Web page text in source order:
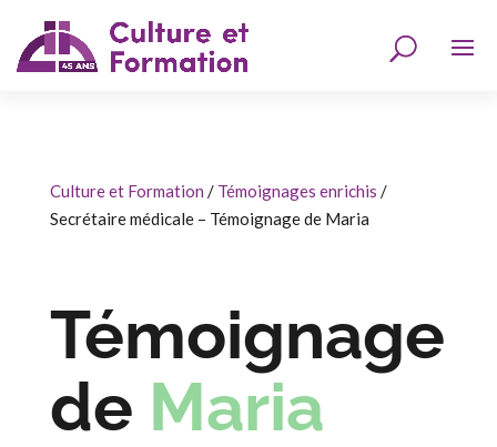
Culture et Formation / Témoignages enrichis /
Secrétaire médicale – Témoignage de Maria
Témoignage
de Maria